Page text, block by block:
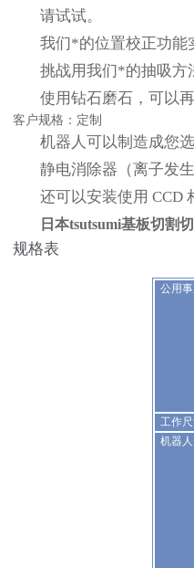
请试试。
我们*的位置校正功能
挑战用我们*的抽吸方
使用钻石磨石，可以
客户规格：定制
机器人可以制造成您选
静电消除器（离子发
还可以安装使用 CCD
日本tsutsumi基板切割
规格表
公用
工作
机器人